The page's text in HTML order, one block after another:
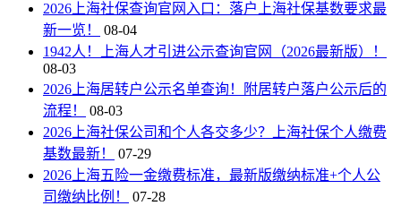
2026上海社保查询官网入口：落户上海社保基数要求最
新一览！
08-04
1942人！上海人才引进公示查询官网（2026最新版）！
08-03
2026上海居转户公示名单查询！附居转户落户公示后的
流程！
08-03
2026上海社保公司和个人各交多少？上海社保个人缴费
基数最新！
07-29
2026上海五险一金缴费标准，最新版缴纳标准+个人公
司缴纳比例！
07-28